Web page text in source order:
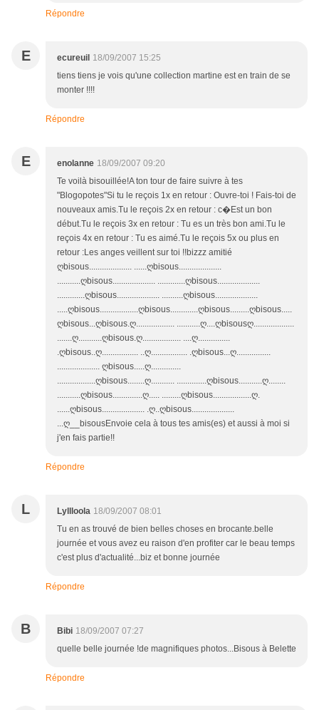
Répondre
E ecureuil 18/09/2007 15:25
tiens tiens je vois qu'une collection martine est en train de se
monter !!!!
Répondre
E enolanne 18/09/2007 09:20
Te voilà bisouillée!A ton tour de faire suivre à tes
"Blogopotes"Si tu le reçois 1x en retour : Ouvre-toi ! Fais-toi de
nouveaux amis.Tu le reçois 2x en retour : c�Est un bon
début.Tu le reçois 3x en retour : Tu es un très bon ami.Tu le
reçois 4x en retour : Tu es aimé.Tu le reçois 5x ou plus en
retour :Les anges veillent sur toi !!bizzz amitié
ღbisous.................... ......ღbisous....................
...........ღbisous.................... .............ღbisous....................
.............ღbisous.................... ..........ღbisous....................
.....ღbisous..................ღbisous.............ღbisous.........ღbisous.....
ღbisous...ღbisous.ღ.................. ...........ღ....ღbisousღ...................
.......ღ...........ღbisous.ღ.................. ....ღ...............
.ღbisous..ღ................. ..ღ................. .ღbisous...ღ................
.................... ღbisous.....ღ..............
..................ღbisous........ღ........... ..............ღbisous...........ღ........
...........ღbisous..............ღ..... .........ღbisous..................ღ.
......ღbisous.................... .ღ..ღbisous....................
...ღ__bisousEnvoie cela à tous tes amis(es) et aussi à moi si
j'en fais partie!!
Répondre
L Lyllloola 18/09/2007 08:01
Tu en as trouvé de bien belles choses en brocante.belle
journée et vous avez eu raison d'en profiter car le beau temps
c'est plus d'actualité...biz et bonne journée
Répondre
B Bibi 18/09/2007 07:27
quelle belle journée !de magnifiques photos...Bisous à Belette
Répondre